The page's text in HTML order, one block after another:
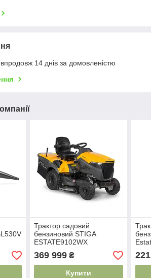
14 днів за домовленістю
Трактор садовий
бензиновий STIGA
ESTATE9102WX
369 999₴
Купити